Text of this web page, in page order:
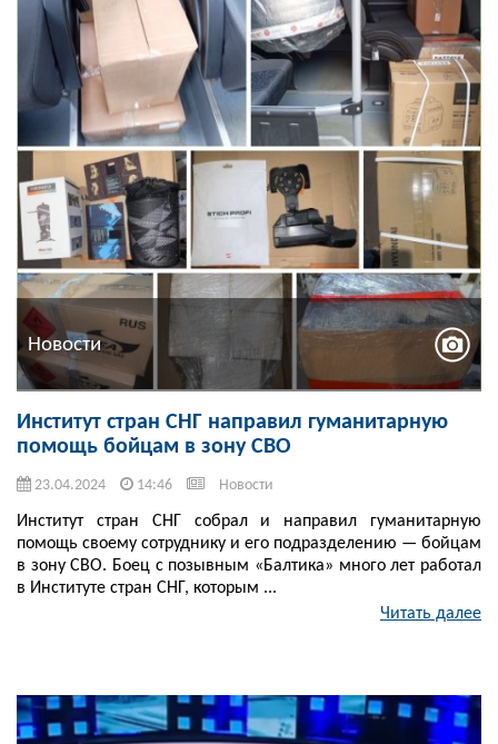
Новости
Институт стран СНГ направил гуманитарную
помощь бойцам в зону СВО
23.04.2024 14:46 Новости
Институт стран СНГ собрал и направил гуманитарную
помощь своему сотруднику и его подразделению — бойцам
в зону СВО. Боец с позывным «Балтика» много лет работал
в Институте стран СНГ, которым ...
Читать далее